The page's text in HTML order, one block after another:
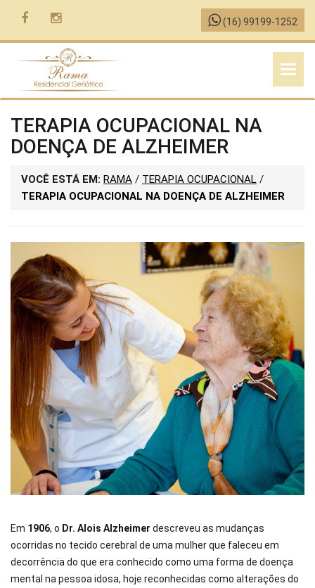
(16) 99199-1252
MENU
TERAPIA OCUPACIONAL NA
DOENÇA DE ALZHEIMER
VOCÊ ESTÁ EM: RAMA / TERAPIA OCUPACIONAL /
TERAPIA OCUPACIONAL NA DOENÇA DE ALZHEIMER
Em 1906, o Dr. Alois Alzheimer descreveu as mudanças
ocorridas no tecido cerebral de uma mulher que faleceu em
decorrência do que era conhecido como uma forma de doença
mental na pessoa idosa, hoje reconhecidas como alterações do